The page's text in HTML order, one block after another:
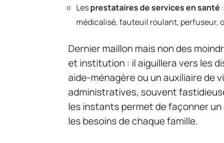
Lesprestataires de services en santé
médicalisé, fauteuil roulant, perfuseur,
Dernier maillon mais non des
et institution : il aiguillera vers les
aide-ménagère ou un auxiliaire de
administratives, souvent
les instants permet de façonner
les besoins de chaque famille.